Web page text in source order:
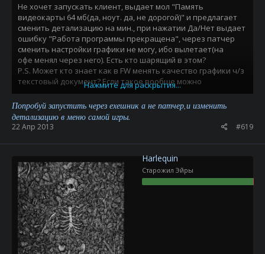
Не хочет запускать клиент, выдает мол "Память
видеокарты 64 мб(да, ноут. да, не дорогой)" и предлагает
сменить детализацию на мин., при нажатии Да/Нет выдает
ошибку "Работа программы прекращена", через патчер
сменить настройки графики не могу, ибо вылетает(на
офе менял через него). Есть кто шарящий в этом?
P.S. Может кто знает как в FW менять качество графики ч/з
текстовый документ? Если такое вообще можно
Нажмите для раскрытия...
Попробуй запустить через ехешник а не патчер,и изменить
детализацию в меню самой игры.
22 Апр 2013 #619
Harlequin
Старожил Эйры